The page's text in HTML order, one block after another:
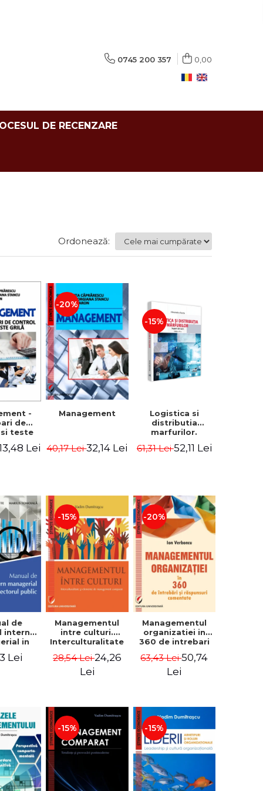
0745 200 357 0,00
DE RECENZARE
Ordonează:
-
de
teste
Lei
-20%
Management
40,17 Lei32,14 Lei
-15%
Logistica si
distributia
marfurilor.
Editia a VI-a -
61,31 Lei52,11 Lei
de
intern
in
public -
Lei
-15%
Managementul
intre culturi.
Interculturalitate
management
comparat -
28,54 Lei24,26
Lei
-20%
Managementul
organizatiei in
360 de intrebari
comentate - Ion
Verboncu
63,43 Lei50,74
Lei
-15% -15%